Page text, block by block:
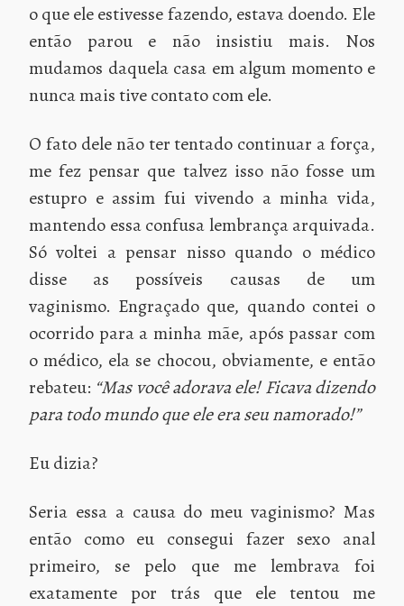
o que ele estivesse fazendo, estava doendo. Ele
então parou e não insistiu mais. Nos
mudamos daquela casa em algum momento e
nunca mais tive contato com ele.
O fato dele não ter tentado continuar a força,
me fez pensar que talvez isso não fosse um
estupro e assim fui vivendo a minha vida,
mantendo essa confusa lembrança arquivada.
Só voltei a pensar nisso quando o médico
disse as possíveis causas de um
vaginismo. Engraçado que, quando contei o
ocorrido para a minha mãe, após passar com
o médico, ela se chocou, obviamente, e então
rebateu: “Mas você adorava ele! Ficava dizendo
para todo mundo que ele era seu namorado!”
Eu dizia?
Seria essa a causa do meu vaginismo? Mas
então como eu consegui fazer sexo anal
primeiro, se pelo que me lembrava foi
exatamente por trás que ele tentou me